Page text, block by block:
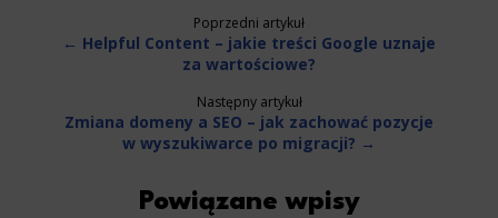
Poprzedni artykuł
← Helpful Content – jakie treści Google uznaje
za wartościowe?
Następny artykuł
Zmiana domeny a SEO – jak zachować pozycje
w wyszukiwarce po migracji? →
Powiązane wpisy